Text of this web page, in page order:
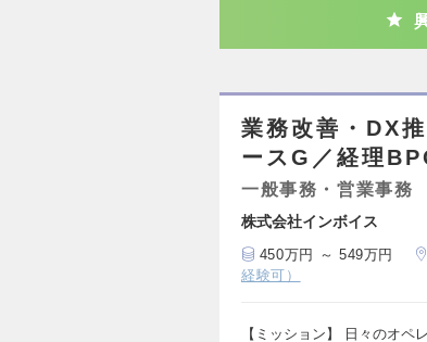
業務改善・DX
ースG／経理
一般事務・営業事務
株式会社インボイス
450万円 ～ 549万円
経験可）
【ミッション】 日々のオペ